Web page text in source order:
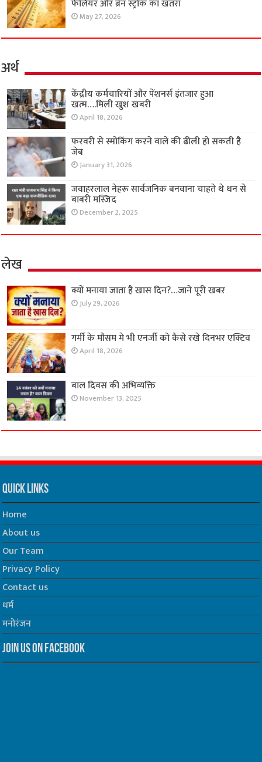
फेलियर और ब्रेन स्ट्रोक का खतरा
May 27, 2026
अर्थ
केंद्रीय कर्मचारियों और पेंशनर्स इंतजार हुआ
खत्म….मिली खुश खबरी
April 18, 2026
फरवरी से स्मोकिंग करने वाले की ढीली हो सकती है
जेब
January 31, 2026
जवाहरलाल नेहरू सार्वजनिक बनवाना चाहते थे धन से
बाबरी मस्जिद
December 2, 2025
लेख
क्यों मनाया जाता है खास दिन?…जाने पूरी खबर
July 29, 2026
गर्मी के मौसम मे भी एनर्जी को कैसे रखे दिनभर एक्टिव
April 18, 2026
बाल दिवस की अभिव्यक्ति
November 13, 2025
Quick Links
Home
About us
Our Team
Privacy Policy
Contact us
धर्म
मनोरंजन
Join us on Facebook